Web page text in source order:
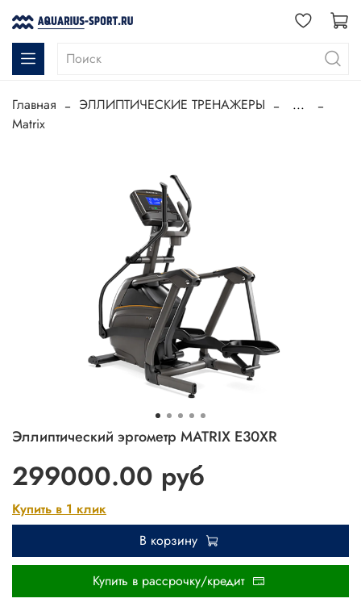
Главная ЭЛЛИПТИЧЕСКИЕ ТРЕНАЖЕРЫ
...
Matrix
Эллиптический эргометр MATRIX E30XR
299000.00 руб
Купить в 1 клик
В корзину
Купить в рассрочку/кредит